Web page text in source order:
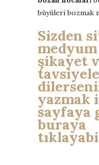
büyüleri bozmak
Sizden
şikayet
yazmak
sayfaya
buraya